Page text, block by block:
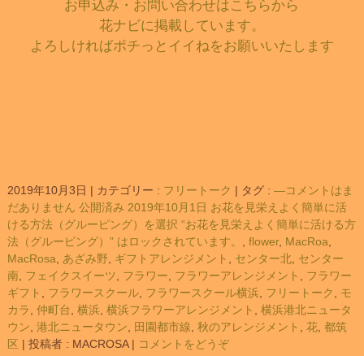
お申込み・お問い合わせはこちらから
花ナビに掲載しています。
よろしければポチっとイイねをお願いいたします
2019年10月3日 | カテゴリー : フリートーク | タグ : —コメントはま
だありません 公開済み 2019年10月1日 お花を見栄えよく簡単に活
ける方法（グルーピング）を選択 “お花を見栄えよく簡単に活ける方
法（グルーピング）” はロックされています。
flower, MacRoa
MacRosa
あざみ野 ギフトアレンジメント センター北, センター
南, フェイクスイーツ フラワー フラワーアレンジメント
フラワー
ギフト
フラワースクール, フラワースクール横浜, フリートーク
モ
カラ
仲町台 横浜, 横浜フラワーアレンジメント
横浜港北ニュータ
ウン 港北ニュータウン 田園都市線 秋のアレンジメント 花, 都筑
区 | 投稿者 : MACROSA | コメントをどうぞ